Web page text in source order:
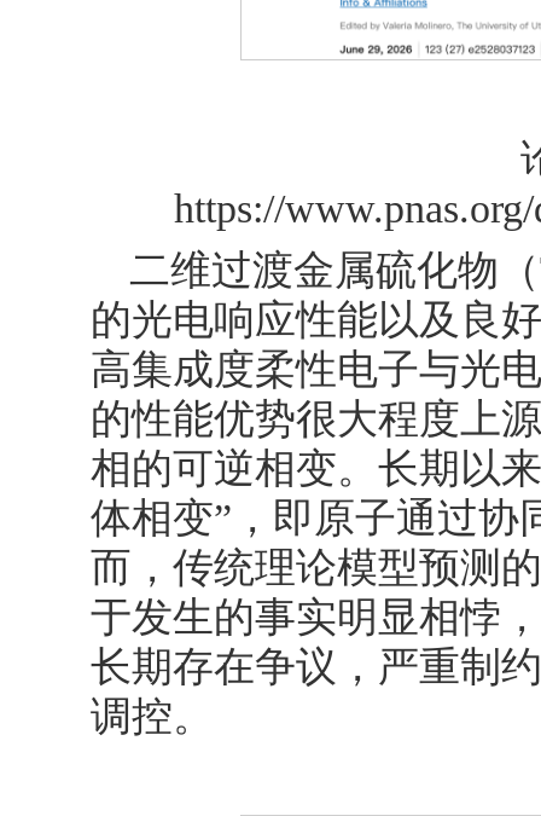
https://
二维过渡金属硫化物
的光电响应性能以及良
高集成度柔性电子与光
的性能优势很大程度上
相的可逆相变。长期以
体相变”，即原子通过协
而，传统理论模型预测
于发生的事实明显相悖
长期存在争议，严重制
调控。